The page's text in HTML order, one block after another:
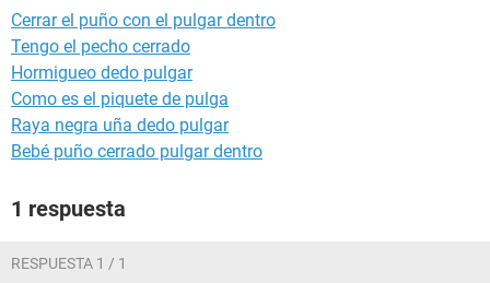
Cerrar el puño con el pulgar dentro
Tengo el pecho cerrado
Hormigueo dedo pulgar
Como es el piquete de pulga
Raya negra uña dedo pulgar
Bebé puño cerrado pulgar dentro
1 respuesta
RESPUESTA 1 / 1